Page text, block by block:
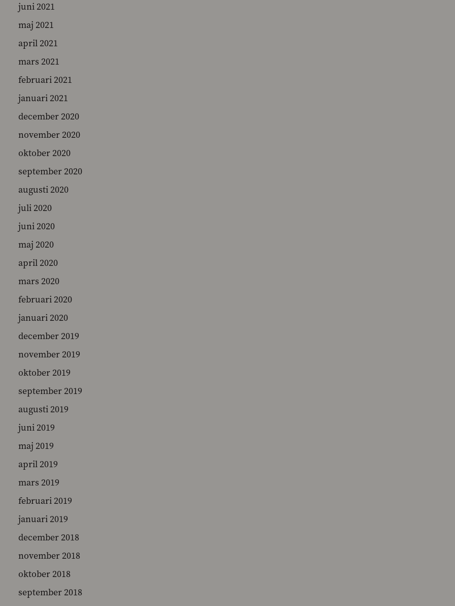
juni 2021
maj 2021
april 2021
mars 2021
februari 2021
januari 2021
december 2020
november 2020
oktober 2020
september 2020
augusti 2020
juli 2020
juni 2020
maj 2020
april 2020
mars 2020
februari 2020
januari 2020
december 2019
november 2019
oktober 2019
september 2019
augusti 2019
juni 2019
maj 2019
april 2019
mars 2019
februari 2019
januari 2019
december 2018
november 2018
oktober 2018
september 2018